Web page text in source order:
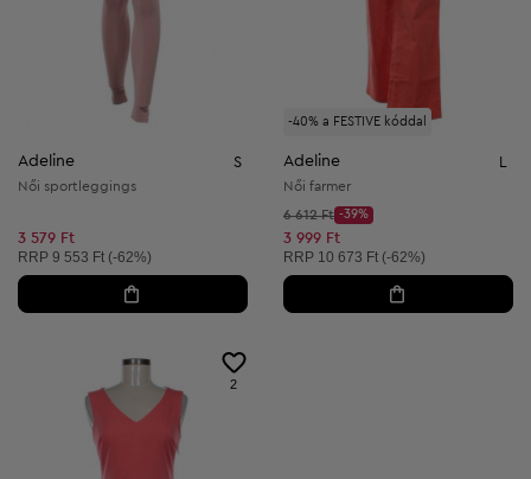
Adeline S
Női sportleggings
3 579 Ft
Ajánlott ár:
RRP 9 553 Ft (-62%)
-40% a FESTIVE kóddal
Adeline
Női farmer
Kezdő ár:
6 612 Ft
Discount Price:
-39%
Csökkentett ár:
3 999 Ft
Ajánlott ár:
RRP 10 673 Ft (-62%)
2